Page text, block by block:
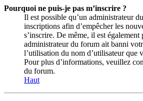
Pourquoi ne puis-je pas m’inscrire ?
Il est possible qu’un administrateur
inscriptions afin d’empêcher les
s’inscrire. De même, il est également
administrateur du forum ait banni
l’utilisation du nom d’utilisateur que
Pour plus d’informations, veuillez
du forum.
Haut